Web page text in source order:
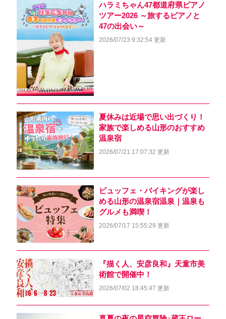
ハラミちゃん47都道府県ピアノ
ツアー2026 ～旅するピアノと
47の出会い～
2026/07/23 9:32:54 更新
夏休みは近場で思い出づくり！
家族で楽しめる山形のおすすめ
温泉宿
2026/07/21 17:07:32 更新
ビュッフェ・バイキングが楽し
める山形の温泉宿温泉｜温泉も
グルメも満喫！
2026/07/17 15:55:29 更新
『描く人、安彦良和』天童市美
術館で開催中！
2026/07/02 18:45:47 更新